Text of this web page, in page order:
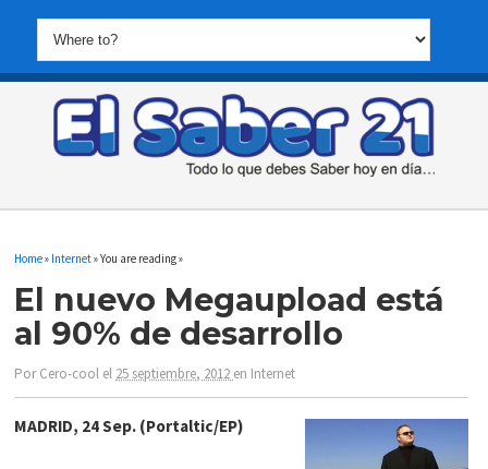
Home» Internet» You are reading »
El nuevo Megaupload está
al 90% de desarrollo
PorCero-cool el 25 septiembre, 2012 en Internet
MADRID, 24 Sep. (Portaltic/EP)